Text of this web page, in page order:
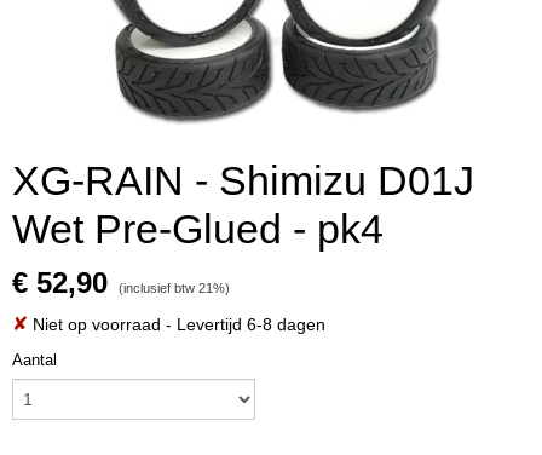
XG-RAIN - Shimizu D01J
Wet Pre-Glued - pk4
€ 52,90 (inclusief btw 21%)
✘ Niet op voorraad - Levertijd 6-8 dagen
Aantal